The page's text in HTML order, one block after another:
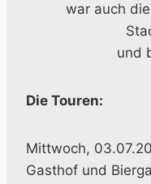
war auch
und
Die Touren:
Mittwoch,
Gasthof und